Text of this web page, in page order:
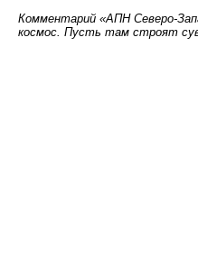
Комментарий «АПН Северо-
космос. Пусть там строят